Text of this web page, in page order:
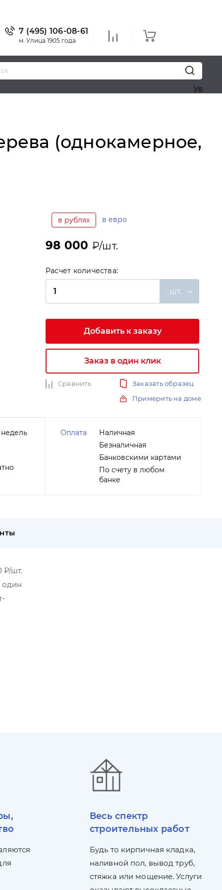
7 (495) 106-08-61
м. Улица 1905 года
Уважаемые
(однокамерное,
в рублях в евро
98 000 ₽/шт.
Расчет количества:
шт.
Добавить к заказу
Заказ в один клик
Сравнить
Заказать образец
Примерить на доме
Оплата
Наличная
Безналичная
Банковскими картами
По счету в любом
банке
₽/шт.
один
Весь спектр
строительных работ
Будь то кирпичная кладка,
наливной пол, вывод труб,
стяжка или мощение. Услуги